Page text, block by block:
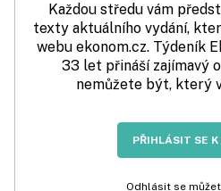
Každou středu vám
texty aktuálního vydání,
webu ekonom.cz. Týdeník
33 let přináší zajímavý
nemůžete být, který
PŘIHLÁSIT SE K
Odhlásit se